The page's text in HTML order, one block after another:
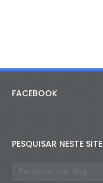
FACEBOOK
PESQUISAR NESTE SITE